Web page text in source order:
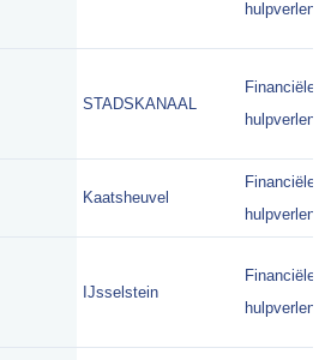
STADSKANAAL
Financiële
Kaatsheuvel
Financiële
IJsselstein
Financiële